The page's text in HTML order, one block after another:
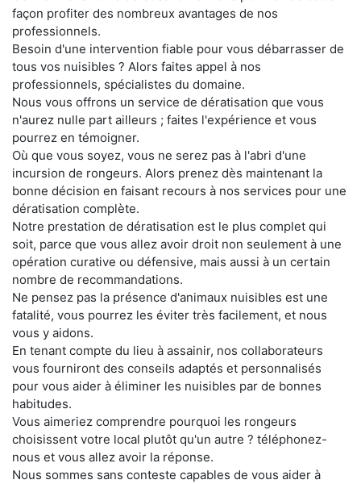
façon profiter des nombreux avantages de nos
professionnels.
Besoin d'une intervention fiable pour vous débarrasser de
tous vos nuisibles ? Alors faites appel à nos
professionnels, spécialistes du domaine.
Nous vous offrons un service de dératisation que vous
n'aurez nulle part ailleurs ; faites l'expérience et vous
pourrez en témoigner.
Où que vous soyez, vous ne serez pas à l'abri d'une
incursion de rongeurs. Alors prenez dès maintenant la
bonne décision en faisant recours à nos services pour une
dératisation complète.
Notre prestation de dératisation est le plus complet qui
soit, parce que vous allez avoir droit non seulement à une
opération curative ou défensive, mais aussi à un certain
nombre de recommandations.
Ne pensez pas la présence d'animaux nuisibles est une
fatalité, vous pourrez les éviter très facilement, et nous
vous y aidons.
En tenant compte du lieu à assainir, nos collaborateurs
vous fourniront des conseils adaptés et personnalisés
pour vous aider à éliminer les nuisibles par de bonnes
habitudes.
Vous aimeriez comprendre pourquoi les rongeurs
choisissent votre local plutôt qu'un autre ? téléphonez-
nous et vous allez avoir la réponse.
Nous sommes sans conteste capables de vous aider à